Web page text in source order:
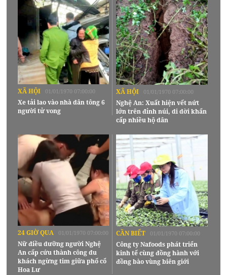
XÃ HỘI 01/01/1970 07:00:00
Xe tải lao vào nhà dân tông 6
người tử vong
XÃ HỘI 01/01/1970 07:00:00
Nghệ An: Xuất hiện vết nứt
lớn trên đỉnh núi, di dời khẩn
cấp nhiều hộ dân
24 GIỜ QUA 01/01/1970 07:00:00
Nữ điều dưỡng người Nghệ
An cấp cứu thành công du
khách ngừng tim giữa phố cổ
Hoa Lư
CẦN BIẾT 01/01/1970 07:00:00
Công ty Nafoods phát triển
kinh tế cùng đồng hành với
đồng bào vùng biên giới